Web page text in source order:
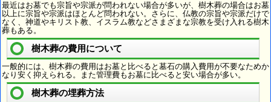
最近はお墓でも宗旨や宗派が問われない場合が多いが、樹木葬の場合はお墓
以上に宗旨や宗派はほとんど問われない。さらに、仏教の宗旨や宗派だけで
なく、神道やキリスト教、イスラム教などさまざまな宗教を受け入れる樹木
葬もある。
樹木葬の費用について
一般的には、樹木葬の費用はお墓と比べると墓石の購入費用が不要なためか
なり安く抑えられる。また管理費もお墓に比べると安い場合が多い。
樹木葬の埋葬方法